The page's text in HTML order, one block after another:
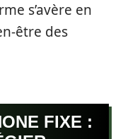
s’avère en
être des
FIXE :